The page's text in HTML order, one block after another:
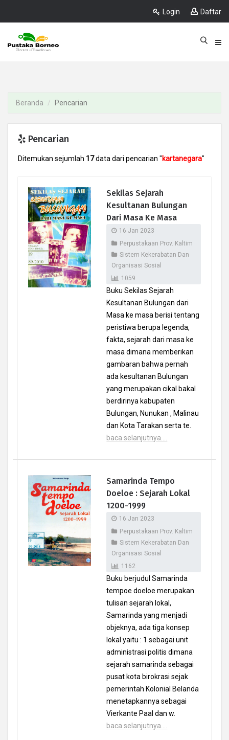
Login Daftar
Beranda Pencarian
Pencarian
Ditemukan sejumlah 17data dari pencarian "kartanegara"
Sekilas Sejarah
Kesultanan Bulungan
Dari Masa Ke Masa
16 Jan 2023
Perpustakaan Prov. Kaltim
Sistem Kekerabatan Dan
Organisasi Sosial
1059
Buku Sekilas Sejarah
Kesultanan Bulungan dari
Masa ke masa berisi tentang
peristiwa berupa legenda,
fakta, sejarah dari masa ke
masa dimana memberikan
gambaran bahwa pernah
ada kesultanan Bulungan
yang merupakan cikal bakal
berdirinya kabupaten
Bulungan, Nunukan , Malinau
dan Kota Tarakan serta te.
baca selanjutnya....
Samarinda Tempo
Doeloe : Sejarah Lokal
1200-1999
16 Jan 2023
Perpustakaan Prov. Kaltim
Sistem Kekerabatan Dan
Organisasi Sosial
1162
Buku berjudul Samarinda
tempoe doeloe merupakan
tulisan sejarah lokal,
Samarinda yang menjadi
objeknya, ada tiga konsep
lokal yaitu : 1.sebagai unit
administrasi politis dimana
sejarah samarinda sebagai
pusat kota birokrasi sejak
pemerintah Kolonial Belanda
menetapkannya sebagai
Vierkante Paal dan w.
baca selanjutnya....